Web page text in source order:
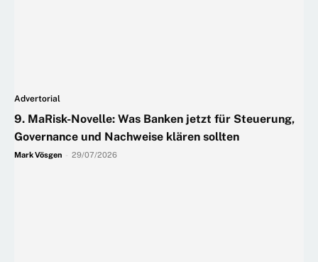
Advertorial
9. MaRisk-Novelle: Was Banken jetzt für Steuerung,
Governance und Nachweise klären sollten
Mark Vösgen 29/07/2026